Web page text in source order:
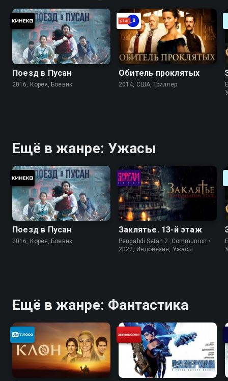
Поезд в Пусан
2016, Корея, Боевик
Обитель проклятых
2014, США, Триллер
Ещё в жанре: Ужасы
Поезд в Пусан
2016, Корея, Боевик
Заклятье. 13-й этаж
Pengabdi Setan 2: Communion •
2022, Индонезия, Ужасы
Ещё в жанре: Фантастика